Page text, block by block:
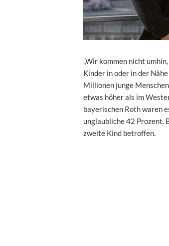
„Wir kommen nicht
Kinder in oder in der
Millionen junge
etwas höher als im
bayerischen Roth waren
unglaubliche 42 Prozent.
zweite Kind betroffen.